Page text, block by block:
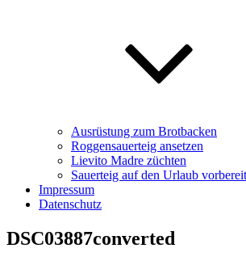
Ausrüstung zum Brotbacken
Roggensauerteig ansetzen
Lievito Madre züchten
Sauerteig auf den Urlaub
Impressum
Datenschutz
DSC03887converted